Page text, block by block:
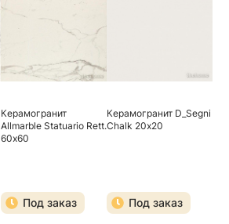
Керамогранит
Allmarble Statuario Rett.
60х60
Под заказ
Керамогранит D_Segni
Chalk 20х20
Под заказ